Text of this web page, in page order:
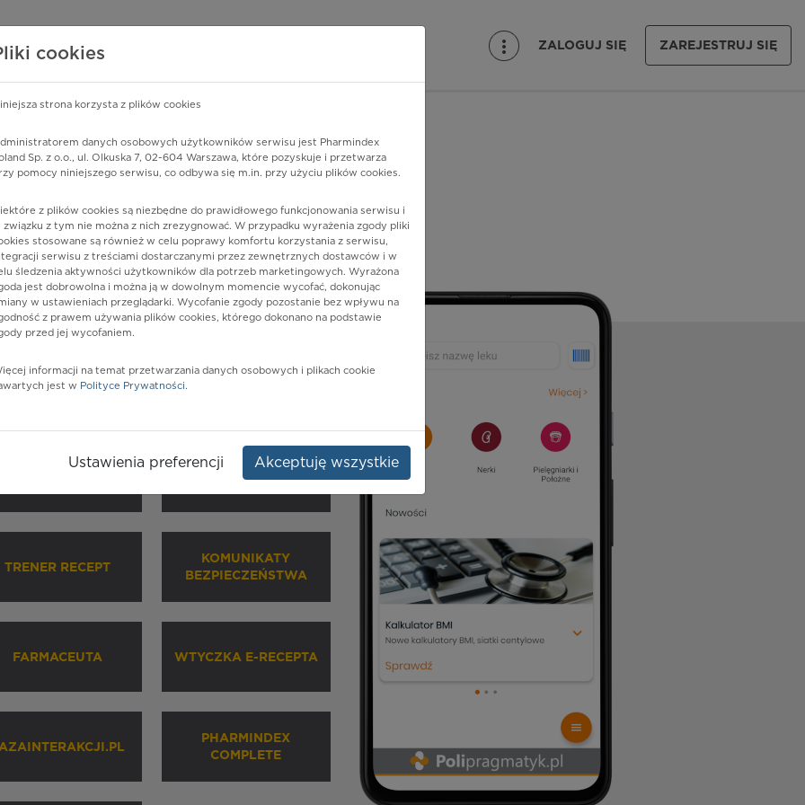
o lekach
PHARMINDEX ZALOGUJ SIĘ ZAREJESTRUJ SIĘ
części macicy
ochrony zdrowia
INHALATORY
TRENER RECEPT
KOMUNIKATY
BEZPIECZEŃSTWA
FARMACEUTA WTYCZKA E-RECEPTA
PHARMINDEX
COMPLETE
cookies
strona korzysta z plików cookies
danych osobowych użytkowników serwisu jest Pharmindex
Sp. z o.o., ul. Olkuska 7, 02-604 Warszawa, które pozyskuje i przetwarza
pomocy niniejszego serwisu, co odbywa się m.in. przy użyciu plików cookies.
z plików cookies są niezbędne do prawidłowego funkcjonowania serwisu i
związku z tym nie można z nich zrezygnować. W przypadku wyrażenia zgody pliki
stosowane są również w celu poprawy komfortu korzystania z serwisu,
serwisu z treściami dostarczanymi przez zewnętrznych dostawców i w
śledzenia aktywności użytkowników dla potrzeb marketingowych. Wyrażona
jest dobrowolna i można ją w dowolnym momencie wycofać, dokonując
w ustawieniach przeglądarki. Wycofanie zgody pozostanie bez wpływu na
z prawem używania plików cookies, którego dokonano na podstawie
przed jej wycofaniem.
informacji na temat przetwarzania danych osobowych i plikach cookie
jest w Polityce Prywatności.
Ustawienia preferencji Akceptuję wszystkie